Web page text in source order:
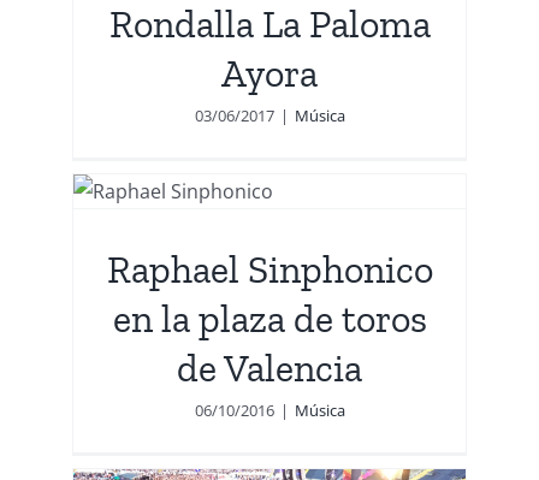
Rondalla La Paloma
Ayora
03/06/2017 | Música
Raphael Sinphonico
en la plaza de toros
de Valencia
06/10/2016 | Música